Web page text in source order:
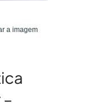
a imagem